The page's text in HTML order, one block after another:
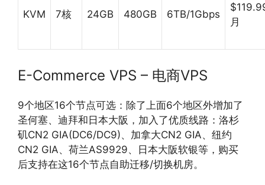
KVM 7核 24GB 480GB 6TB/1Gbps
月
E-Commerce VPS – 电商VPS
9个地区16个节点可选：除了上面6个地区外增加了
圣何塞、迪拜和日本大阪，加入了优质线路：洛杉
矶CN2 GIA(DC6/DC9)、加拿大CN2 GIA、纽约
CN2 GIA、荷兰AS9929、日本大阪软银等，购买
后支持在这16个节点自助迁移/切换机房。